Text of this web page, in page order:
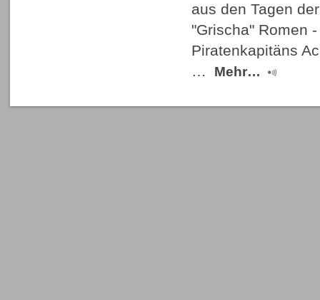
aus den Tagen
"Grischa" Romen
Piratenkapitäns
…
Mehr…